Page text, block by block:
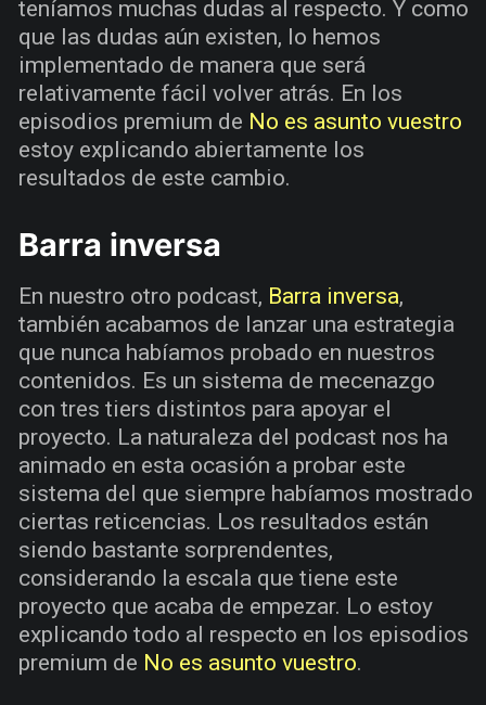
teníamos muchas dudas al respecto. Y como
que las dudas aún existen, lo hemos
implementado de manera que será
relativamente fácil volver atrás. En los
episodios premium de No es asunto vuestro
estoy explicando abiertamente los
resultados de este cambio.
Barra inversa
En nuestro otro podcast, Barra inversa,
también acabamos de lanzar una estrategia
que nunca habíamos probado en nuestros
contenidos. Es un sistema de mecenazgo
con tres tiers distintos para apoyar el
proyecto. La naturaleza del podcast nos ha
animado en esta ocasión a probar este
sistema del que siempre habíamos mostrado
ciertas reticencias. Los resultados están
siendo bastante sorprendentes,
considerando la escala que tiene este
proyecto que acaba de empezar. Lo estoy
explicando todo al respecto en los episodios
premium de No es asunto vuestro.